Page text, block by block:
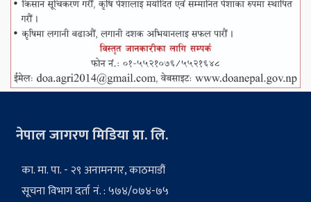
नेपाल जागरण मिडिया प्रा. लि.
का. मा. पा. - २९ अनामनगर, काठमाडौं
सूचना विभाग दर्ता नं. : ५७४/०७४-७५